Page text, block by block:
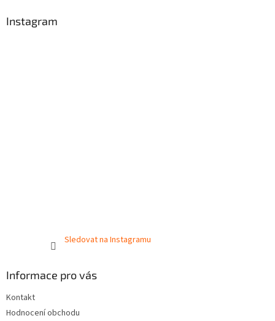
Instagram
Sledovat na Instagramu
Informace pro vás
Kontakt
Hodnocení obchodu